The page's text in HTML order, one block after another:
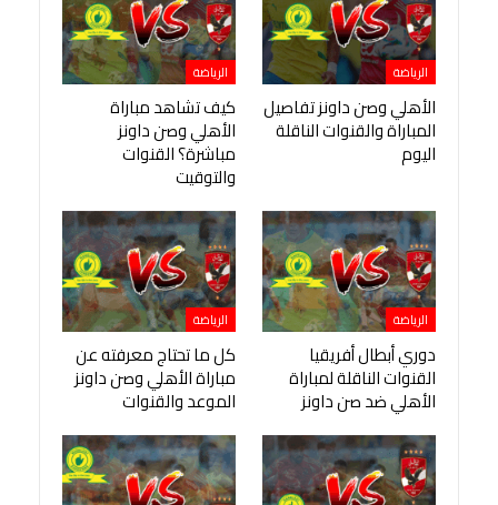
الرياضة
الأهلي وصن داونز تفاصيل
المباراة والقنوات الناقلة
اليوم
الرياضة
كيف تشاهد مباراة
الأهلي وصن داونز
مباشرة؟ القنوات
والتوقيت
الرياضة
دوري أبطال أفريقيا
القنوات الناقلة لمباراة
الأهلي ضد صن داونز
الرياضة
كل ما تحتاج معرفته عن
مباراة الأهلي وصن داونز
الموعد والقنوات